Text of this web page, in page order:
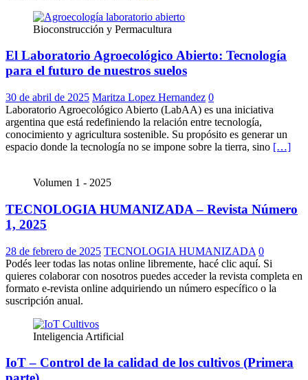
Bioconstrucción y Permacultura
El Laboratorio Agroecológico Abierto: Tecnología
para el futuro de nuestros suelos
30 de abril de 2025 Maritza Lopez Hernandez 0
Laboratorio Agroecológico Abierto (LabAA) es una iniciativa
argentina que está redefiniendo la relación entre tecnología,
conocimiento y agricultura sostenible. Su propósito es generar un
espacio donde la tecnología no se impone sobre la tierra, sino […]
Volumen 1 - 2025
TECNOLOGIA HUMANIZADA – Revista Número
1, 2025
28 de febrero de 2025 TECNOLOGIA HUMANIZADA 0
Podés leer todas las notas online libremente, hacé clic aquí. Si
quieres colaborar con nosotros puedes acceder la revista completa en
formato e-revista online adquiriendo un número específico o la
suscripción anual.
Inteligencia Artificial
IoT – Control de la calidad de los cultivos (Primera